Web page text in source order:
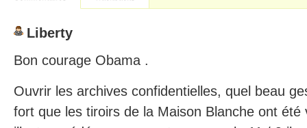
Liberty
Bon courage Obama .
Ouvrir les archives confidentielles, quel beau
fort que les tiroirs de la Maison Blanche ont